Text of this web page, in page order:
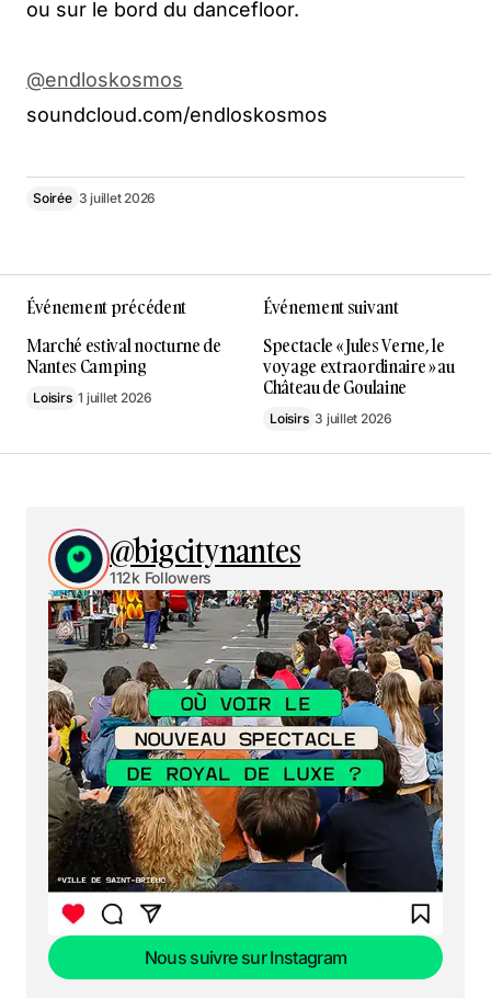
ou sur le bord du dancefloor.
@endloskosmos
soundcloud.com/endloskosmos
Soirée 3 juillet 2026
Événement précédent
Marché estival nocturne de
Nantes Camping
Loisirs 1 juillet 2026
Événement suivant
Spectacle « Jules Verne, le
voyage extraordinaire » au
Château de Goulaine
Loisirs 3 juillet 2026
@bigcitynantes
112k Followers
Nous suivre sur Instagram